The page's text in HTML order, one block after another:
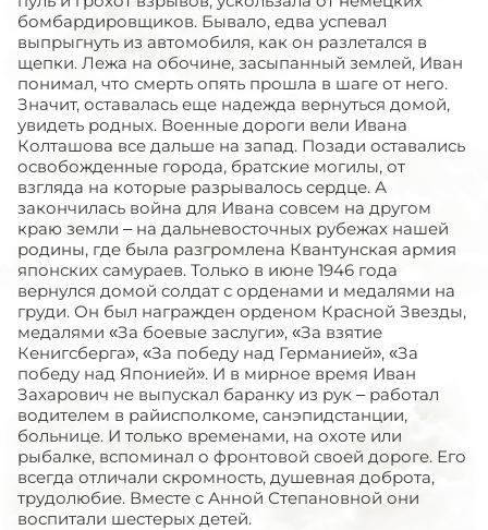
бомбардировщиков. Бывало, едва успевал
выпрыгнуть из автомобиля, как он разлетался в
щепки. Лежа на обочине, засыпанный землей, Иван
понимал, что смерть опять прошла в шаге от него.
Значит, оставалась еще надежда вернуться домой,
увидеть родных. Военные дороги вели Ивана
Колташова все дальше на запад. Позади оставались
освобожденные города, братские могилы, от
взгляда на которые разрывалось сердце. А
закончилась война для Ивана совсем на другом
краю земли – на дальневосточных рубежах нашей
родины, где была разгромлена Квантунская армия
японских самураев. Только в июне 1946 года
вернулся домой солдат с орденами и медалями на
груди. Он был награжден орденом Красной Звезды,
медалями «За боевые заслуги», «За взятие
Кенигсберга», «За победу над Германией», «За
победу над Японией». И в мирное время Иван
Захарович не выпускал баранку из рук – работал
водителем в райисполкоме, санэпидстанции,
больнице. И только временами, на охоте или
рыбалке, вспоминал о фронтовой своей дороге. Его
всегда отличали скромность, душевная доброта,
трудолюбие. Вместе с Анной Степановной они
воспитали шестерых детей.